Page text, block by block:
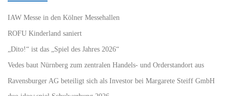
IAW Messe in den Kölner Messehallen
ROFU Kinderland saniert
„Dito!“ ist das „Spiel des Jahres 2026“
Vedes baut Nürnberg zum zentralen Handels- und Orderstandort aus
Ravensburger AG beteiligt sich als Investor bei Margarete Steiff GmbH